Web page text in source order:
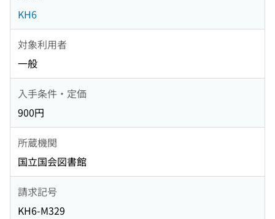
KH6
対象利用者
一般
入手条件・定価
900円
所蔵機関
国立国会図書館
請求記号
KH6-M329